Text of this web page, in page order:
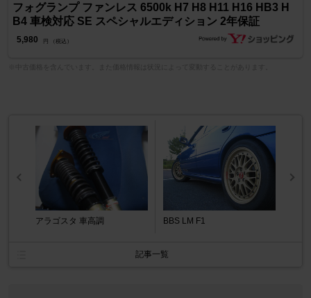
フォグランプ ファンレス 6500k H7 H8 H11 H16 HB3 H
B4 車検対応 SE スペシャルエディション 2年保証
5,980 円 （税込）
アラゴスタ 車高調 BBS LM F1
記事一覧